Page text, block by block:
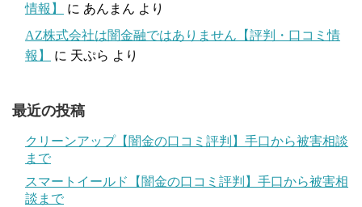
情報】
に あんまん より
AZ株式会社は闇金融ではありません【評判・口コミ情
報】
に 天ぷら より
最近の投稿
クリーンアップ【闇金の口コミ評判】手口から被害相談
まで
スマートイールド【闇金の口コミ評判】手口から被害相
談まで